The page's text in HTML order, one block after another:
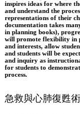
inspires ideas for where
and understand the
representations of their
documentation takes
in planning books),
will promote flexibility in
and interests, allow
and students will be
and inquiry as
for students to
process.
急救與心肺復甦